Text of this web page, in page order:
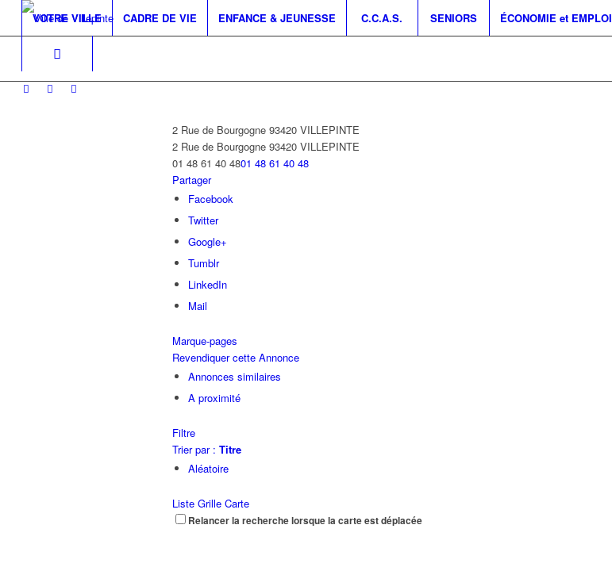
VOTRE VILLE CADRE DE VIE ENFANCE & JEUNESSE C.C.A.S. SENIORS ÉCONOMIE et EMPLOI
2 Rue de Bourgogne 93420 VILLEPINTE
2 Rue de Bourgogne 93420 VILLEPINTE
01 48 61 40 4801 48 61 40 48
Partager
Facebook
Twitter
Google+
Tumblr
LinkedIn
Mail
Marque-pages
Revendiquer cette Annonce
Annonces similaires
A proximité
Filtre
Trier par : Titre
Aléatoire
Liste Grille Carte
Relancer la recherche lorsque la carte est déplacée